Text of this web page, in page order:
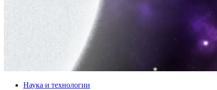
Наука и технологии